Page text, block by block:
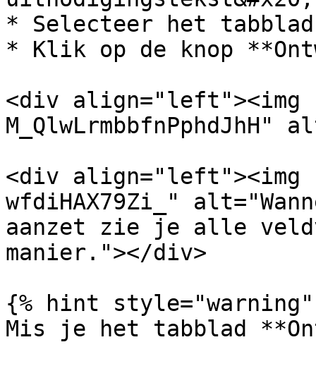
* Selecteer het
* Klik op de knop
<div
M_QlwLrmbbfnPphdJhH"
<div align="left"><img
wfdiHAX79Zi_"
aanzet zie je alle
manier."></div>
{% hint style="warning"
Mis je het tabblad